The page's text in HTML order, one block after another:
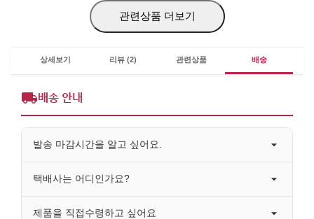
관련상품 더보기
상세보기 리뷰 (2) 관련상품 배송
배송 안내
발송 마감시간을 알고 싶어요.
택배사는 어디인가요?
제품을 직접수령하고 싶어요